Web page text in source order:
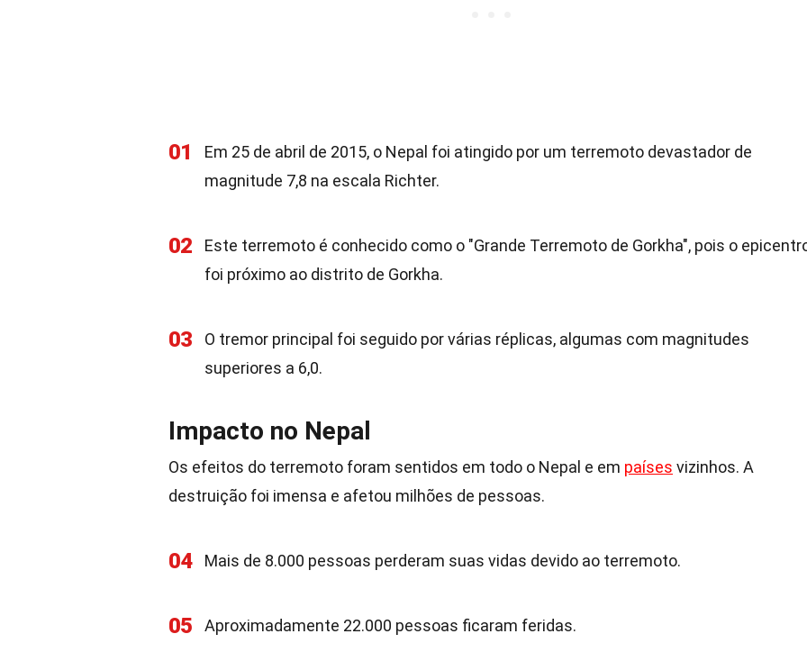
01
Em 25 de abril de 2015, o Nepal foi atingido por um terremoto devastador de
magnitude 7,8 na escala Richter.
02
Este terremoto é conhecido como o "Grande Terremoto de Gorkha", pois o
foi próximo ao distrito de Gorkha.
03
O tremor principal foi seguido por várias réplicas, algumas com magnitudes
superiores a 6,0.
Impacto no Nepal
Os efeitos do terremoto foram sentidos em todo o Nepal e em países vizinhos. A
destruição foi imensa e afetou milhões de pessoas.
04 Mais de 8.000 pessoas perderam suas vidas devido ao terremoto.
05 Aproximadamente 22.000 pessoas ficaram feridas.